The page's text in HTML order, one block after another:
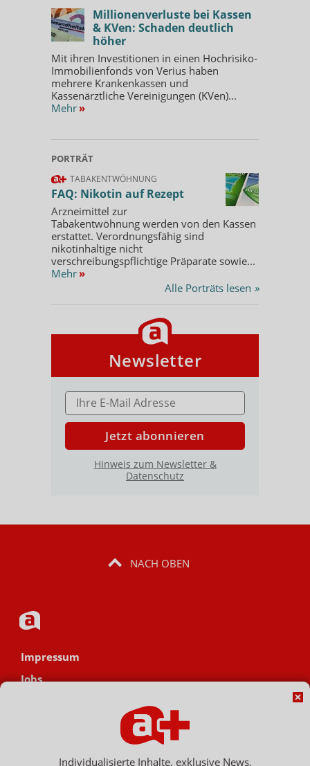
Millionenverluste bei Kassen
& KVen: Schaden deutlich
höher
Mit ihren Investitionen in einen Hochrisiko-
Immobilienfonds von Verius haben
mehrere Krankenkassen und
Kassenärztliche Vereinigungen (KVen)...
Mehr »
PORTRÄT
TABAKENTWÖHNUNG
FAQ: Nikotin auf Rezept
Arzneimittel zur
Tabakentwöhnung werden von den Kassen
erstattet. Verordnungsfähig sind
nikotinhaltige nicht
verschreibungspflichtige Präparate sowie...
Mehr »
Alle Porträts lesen »
Newsletter
E-MAIL ADRESSE
Jetzt abonnieren
Hinweis zum Newsletter &
Datenschutz
NACH OBEN
Impressum
Jobs
Individualisierte Inhalte, exklusive News,